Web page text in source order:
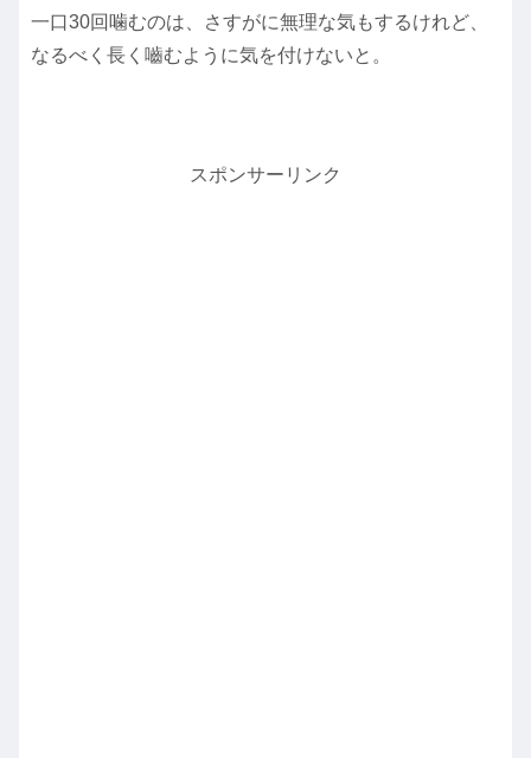
一口30回噛むのは、さすがに無理な気もするけれど、
なるべく長く嚙むように気を付けないと。
スポンサーリンク